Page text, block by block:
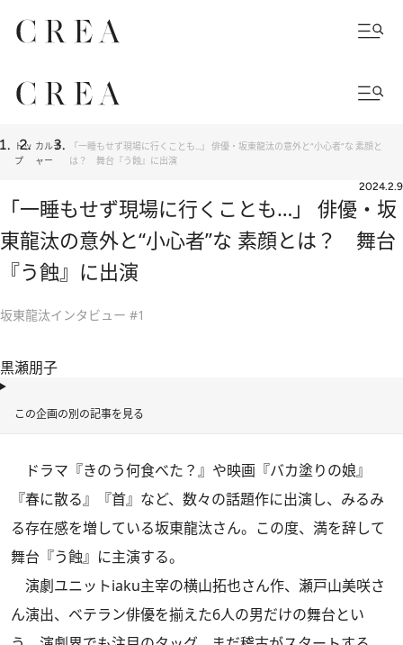
トッ
プ
カルチ
ャー
「一睡もせず現場に行くことも…」 俳優・坂東龍汰の意外と“小心者”な 素顔と
は？ 舞台『う蝕』に出演
2024.2.9
「一睡もせず現場に行くことも…」 俳優・坂
東龍汰の意外と“小心者”な 素顔とは？ 舞台
『う蝕』に出演
坂東龍汰インタビュー #1
黒瀬朋子
この企画の別の記事を見る
ドラマ『きのう何食べた？』や映画『バカ塗りの娘』
『春に散る』『首』など、数々の話題作に出演し、みるみ
る存在感を増している坂東龍汰さん。この度、満を辞して
舞台『う蝕』に主演する。
演劇ユニットiaku主宰の横山拓也さん作、瀬戸山美咲さ
ん演出、ベテラン俳優を揃えた6人の男だけの舞台とい